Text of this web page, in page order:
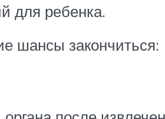
для ребенка.
шансы закончиться: